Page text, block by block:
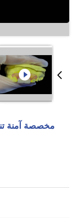
مخصصة آمنة